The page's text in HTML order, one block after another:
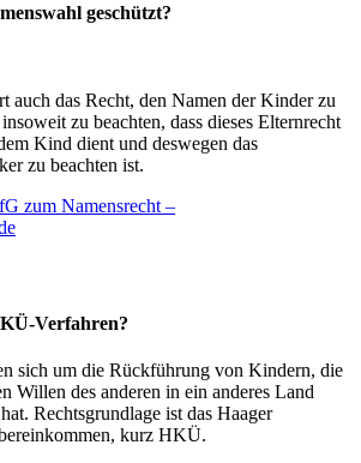
geschützt?
auch das Recht, den Namen der Kinder zu
zu beachten, dass dieses Elternrecht
Kind dient und deswegen das
zu beachten ist.
zum Namensrecht –
Verfahren?
sich um die Rückführung von Kindern, die
Willen des anderen in ein anderes Land
Rechtsgrundlage ist das Haager
kurz HKÜ.